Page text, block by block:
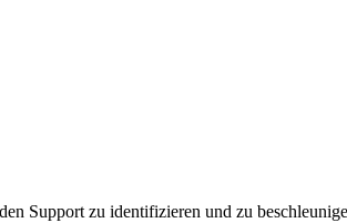
Support zu identifizieren und zu